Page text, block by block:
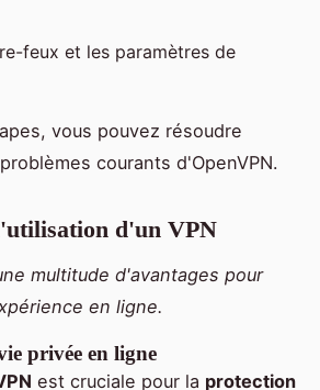
feux et les paramètres de
vous pouvez résoudre
courants d'OpenVPN.
d'un VPN
multitude d'avantages pour
en ligne.
privée en ligne
est cruciale pour la protection